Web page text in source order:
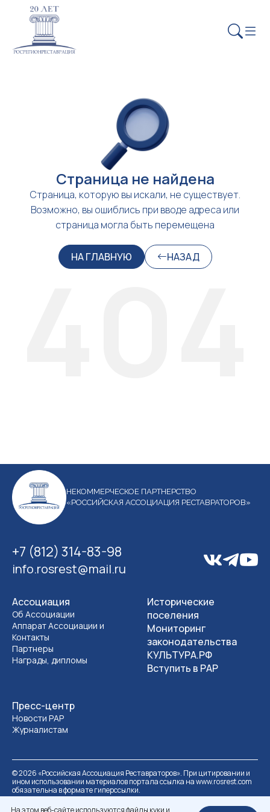
Страница не найдена
Страница, которую вы искали, не существует.
Возможно, вы ошиблись при вводе адреса или
страница могла быть перемещена
НА ГЛАВНУЮ НАЗАД
На этом веб-сайте используются файлы куки и
НЕКОММЕРЧЕСКОЕ ПАРТНЕРСТВО
«РОССИЙСКАЯ АССОЦИАЦИЯ РЕСТАВРАТОРОВ»
+7 (812) 314-83-98
info.rosrest@mail.ru
Ассоциация
Об Ассоциации
Аппарат Ассоциации и
Контакты
Партнеры
Награды, дипломы
Пресс-центр
Новости РАР
Журналистам
Исторические
поселения
Мониторинг
законодательства
КУЛЬТУРА.РФ
Вступить в РАР
©2026 «Российская Ассоциация Реставраторов». При цитировании и
ином использовании материалов портала ссылка на www.rosrest.com
обязательна в формате гиперссылки.
Политика обработки персональных данных
Разработка сайта